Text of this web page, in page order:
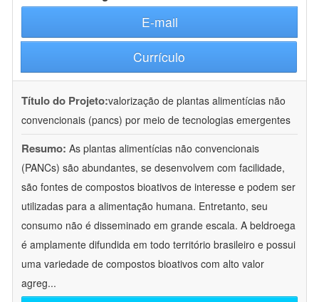
E-mail
Currículo
Título do Projeto:valorização de plantas alimentícias não
convencionais (pancs) por meio de tecnologias emergentes
Resumo: As plantas alimentícias não convencionais
(PANCs) são abundantes, se desenvolvem com facilidade,
são fontes de compostos bioativos de interesse e podem ser
utilizadas para a alimentação humana. Entretanto, seu
consumo não é disseminado em grande escala. A beldroega
é amplamente difundida em todo território brasileiro e possui
uma variedade de compostos bioativos com alto valor
agreg...